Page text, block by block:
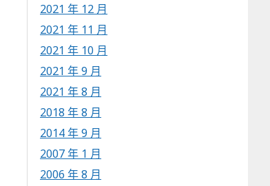
2021 年 12 月
2021 年 11 月
2021 年 10 月
2021 年 9 月
2021 年 8 月
2018 年 8 月
2014 年 9 月
2007 年 1 月
2006 年 8 月